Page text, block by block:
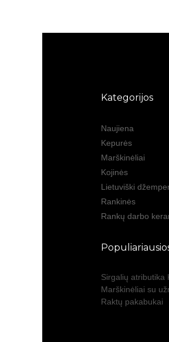
Kategorijos
Naujiena
Kepurės
Marškinėliai
Kojinės
Lietuviški
Rankinės
Rankų darbo
Sirgalių atributika
Marškinėliai su
Raktų pakabukai